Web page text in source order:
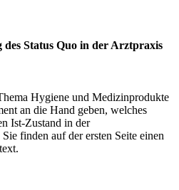
des Status Quo in der Arztpraxis
Hygiene und Medizinprodukte
an die Hand geben, welches
Ist-Zustand in der
finden auf der ersten Seite einen